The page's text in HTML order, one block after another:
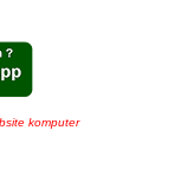
komputer